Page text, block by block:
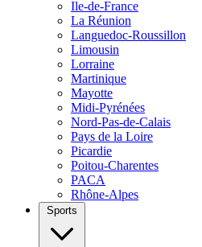
Ile-de-France
La Réunion
Languedoc-Roussillon
Limousin
Lorraine
Martinique
Mayotte
Midi-Pyrénées
Nord-Pas-de-Calais
Pays de la Loire
Picardie
Poitou-Charentes
PACA
Rhône-Alpes
Sports